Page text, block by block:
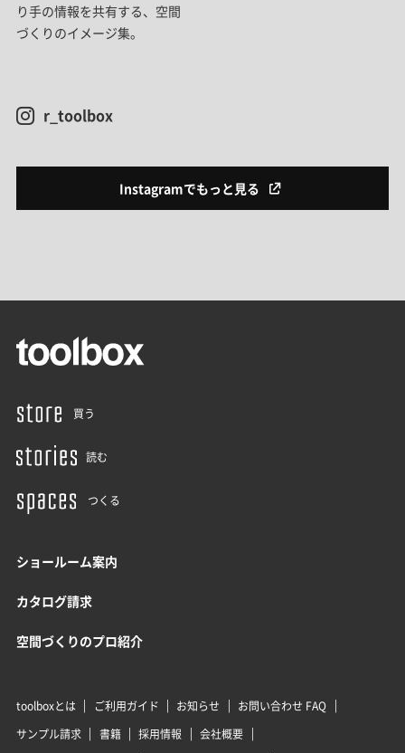
り手の情報を共有する、空間
づくりのイメージ集。
r_toolbox
Instagramでもっと見る
買う
読む
つくる
ショールーム案内
カタログ請求
空間づくりのプロ紹介
toolboxとは ご利用ガイド お知らせ
お問い合わせ FAQ
サンプル請求
書籍 採用情報
会社概要